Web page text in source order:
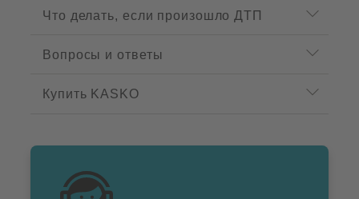
Что делать, если произошло ДТП
Вопросы и ответы
Купить KASKO